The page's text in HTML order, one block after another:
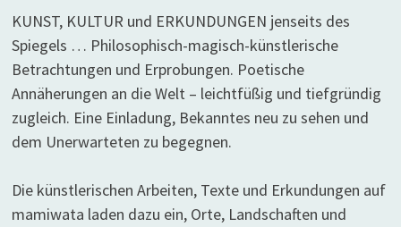
KUNST, KULTUR und ERKUNDUNGEN jenseits des
Spiegels … Philosophisch-magisch-künstlerische
Betrachtungen und Erprobungen. Poetische
Annäherungen an die Welt – leichtfüßig und tiefgründig
zugleich. Eine Einladung, Bekanntes neu zu sehen und
dem Unerwarteten zu begegnen.
Die künstlerischen Arbeiten, Texte und Erkundungen auf
mamiwata laden dazu ein, Orte, Landschaften und